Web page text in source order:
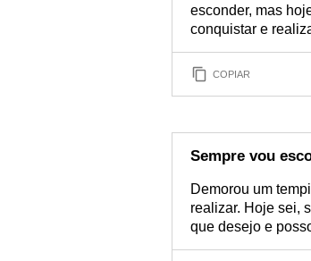
esconder, mas
conquistar e
COPIAR
Sempre vou
Demorou um
realizar. Hoje sei,
que desejo e